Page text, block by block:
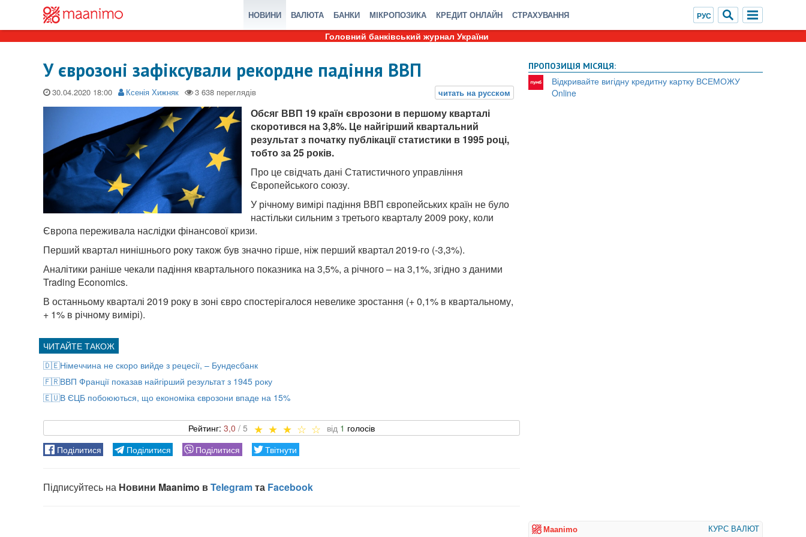
НОВИНИ ВАЛЮТА БАНКИ МІКРОПОЗИКА КРЕДИТ ОНЛАЙН СТРАХУВАННЯ
Головний банківський журнал України
У єврозоні зафіксували рекордне падіння ВВП
30.04.2020 Ксенія Хижняк
Обсяг ВВП 19 країн єврозони в першому кварталі
скоротився на 3,8%. Це найгірший квартальний
результат з початку публікації статистики в 1995 році,
тобто за 25 років.
Про це свідчать дані Статистичного управління
Європейського союзу.
У річному вимірі падіння ВВП європейських країн не було
настільки сильним з третього кварталу 2009 року, коли
Європа переживала наслідки фінансової кризи.
Перший квартал нинішнього року також був значно гірше, ніж перший квартал 2019-го (-3,3%).
Аналітики раніше чекали падіння квартального показника на 3,5%, а річного – на 3,1%, згідно з даними
Trading Economics.
В останньому кварталі 2019 року в зоні євро спостерігалося невелике зростання (+ 0,1% в квартальному,
+ 1% в річному вимірі).
🇩🇪Німеччина не скоро вийде з рецесії, – Бундесбанк
🇫🇷ВВП Франції показав найгірший результат з 1945 року
🇪🇺В ЄЦБ побоюються, що економіка єврозони впаде на 15%
3,0 1
ПРОПОЗИЦІЯ МІСЯЦЯ:
Відкривайте вигідну кредитну картку ВСЕМОЖУ
Online